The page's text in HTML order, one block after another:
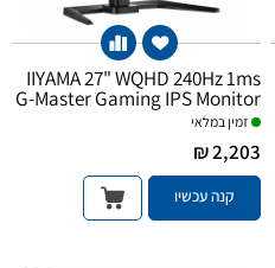
IIYAMA 27" WQHD 240Hz 1ms
G-Master Gaming IPS Monitor
זמין במלאי
2,203 ₪
קנה עכשיו